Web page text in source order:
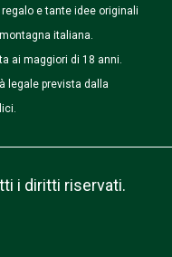
e tante idee originali
italiana.
ai maggiori di 18 anni.
legale prevista dalla
i diritti riservati.